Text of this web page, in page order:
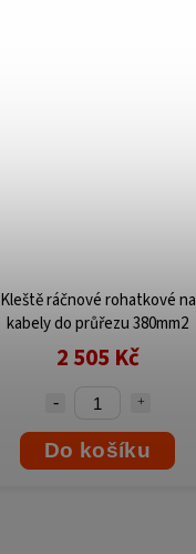
Kleště ráčnové rohatkové na
kabely do průřezu 380mm2
2 505 Kč
Do košíku